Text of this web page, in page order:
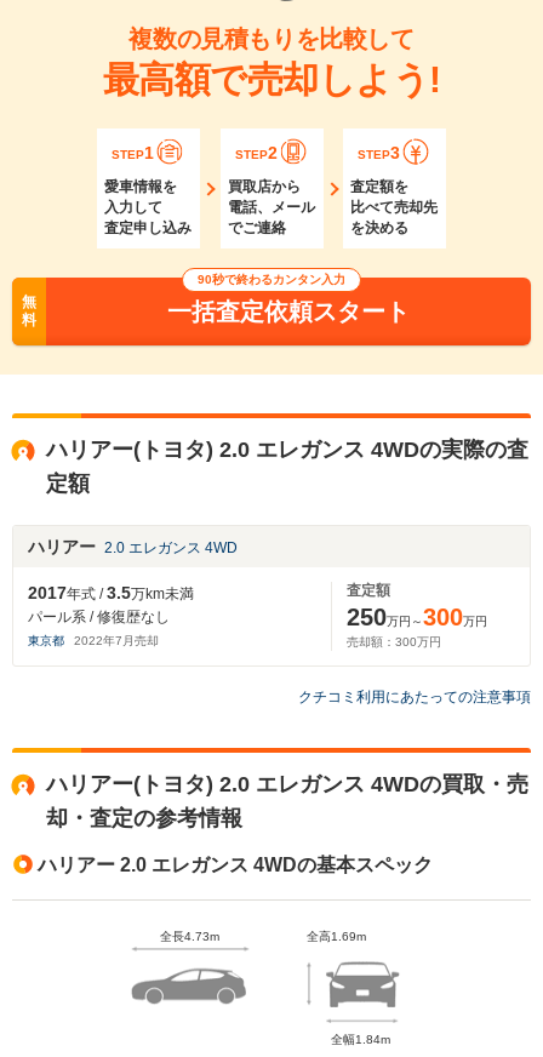
複数の見積もりを比較して
最高額で売却しよう!
STEP1
愛車情報を
入力して
査定申し込み
STEP2
買取店から
電話、メール
でご連絡
STEP3
査定額を
比べて売却先
を決める
無
料
90秒で終わるカンタン入力
一括査定依頼スタート
ハリアー(トヨタ) 2.0 エレガンス 4WDの実際の査
定額
ハリアー 2.0 エレガンス 4WD
2017年式 /3.5万km未満
パール系 / 修復歴なし
東京都 2022年7 月売却
査定額
250万円～300万円
売却額： 300万円
クチコミ利用にあたっての注意事項
ハリアー(トヨタ) 2.0 エレガンス 4WDの買取・売
却・査定の参考情報
ハリアー 2.0 エレガンス 4WDの基本スペック
全長4.73m 全高1.69m
全幅1.84m